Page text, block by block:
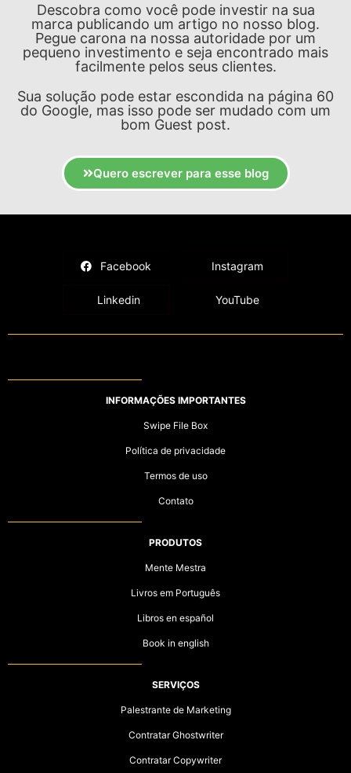
Descobra como você pode investir na sua
marca publicando um artigo no nosso blog.
Pegue carona na nossa autoridade por um
pequeno investimento e seja encontrado mais
facilmente pelos seus clientes.
Sua solução pode estar escondida na página 60
do Google, mas isso pode ser mudado com um
bom Guest post.
Quero escrever para esse blog
Facebook Instagram
Linkedin YouTube
INFORMAÇÕES IMPORTANTES
Swipe File Box
Política de privacidade
Termos de uso
Contato
PRODUTOS
Mente Mestra
Livros em Português
Libros en español
Book in english
SERVIÇOS
Palestrante de Marketing
Contratar Ghostwriter
Contratar Copywriter